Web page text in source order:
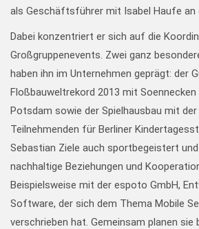
als Geschäftsführer mit Isabel Haufe an
Dabei konzentriert er sich auf die
Großgruppenevents. Zwei ganz
haben ihn im Unternehmen geprägt: der
Floßbauweltrekord 2013 mit Soennecken
Potsdam sowie der Spielhausbau mit der
Teilnehmenden für Berliner
Sebastian Ziele auch sportbegeistert
nachhaltige Beziehungen und
Beispielsweise mit der espoto GmbH,
Software, der sich dem Thema Mobile
verschrieben hat. Gemeinsam planen sie